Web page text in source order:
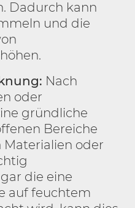
Dadurch kann
und die
Nach
oder
gründliche
Bereiche
Materialien oder
die eine
auf feuchtem